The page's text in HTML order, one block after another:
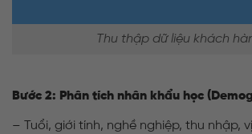
Thu thập dữ liệu khách
Bước 2: Phân tích nhân khẩu học
– Tuổi, giới tính, nghề nghiệp, thu nhập,